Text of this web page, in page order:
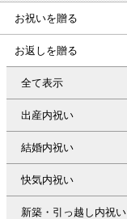
お祝いを贈る
お返しを贈る
全て表示
出産内祝い
結婚内祝い
快気内祝い
新築・引っ越し内祝い